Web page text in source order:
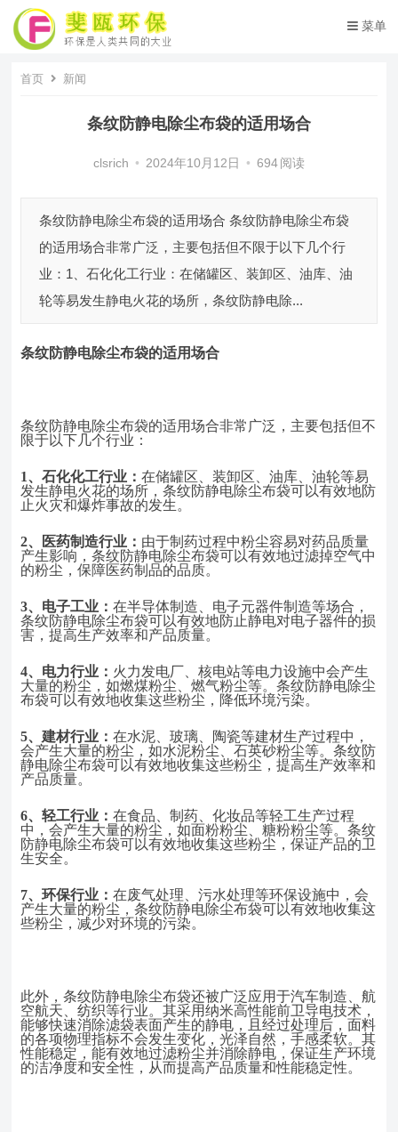
菜单
首页 新闻
条纹防静电除尘布袋的适用场合
clsrich • 2024年10月12日 • 694 阅读
条纹防静电除尘布袋的适用场合 条纹防静电除尘布袋
的适用场合非常广泛，主要包括但不限于以下几个行
业：1、石化化工行业：在储罐区、装卸区、油库、油
轮等易发生静电火花的场所，条纹防静电除...
条纹防静电除尘布袋的适用场合
条纹防静电除尘布袋的适用场合非常广泛，主要包括但不
限于以下几个行业：
1、石化化工行业：在储罐区、装卸区、油库、油轮等易
发生静电火花的场所，条纹防静电除尘布袋可以有效地防
止火灾和爆炸事故的发生。
2、 医药制造行业： 由于制药过程中粉尘容易对药品质量
产生影响，条纹防静电除尘布袋可以有效地过滤掉空气中
的粉尘，保障医药制品的品质。
3、 电子工业：在半导体制造、电子元器件制造等场合，
条纹防静电除尘布袋可以有效地防止静电对电子器件的损
害，提高生产效率和产品质量。
4、 电力行业： 火力发电厂、核电站等电力设施中会产生
大量的粉尘，如燃煤粉尘、燃气粉尘等。条纹防静电除尘
布袋可以有效地收集这些粉尘，降低环境污染。
5、建材行业：在水泥、玻璃、陶瓷等建材生产过程中，
会产生大量的粉尘，如水泥粉尘、石英砂粉尘等。条纹防
静电除尘布袋可以有效地收集这些粉尘，提高生产效率和
产品质量。
6、轻工行业：在食品、制药、化妆品等轻工生产过程
中，会产生大量的粉尘，如面粉粉尘、糖粉粉尘等。条纹
防静电除尘布袋可以有效地收集这些粉尘，保证产品的卫
生安全。
7、环保行业：在废气处理、污水处理等环保设施中，会
产生大量的粉尘，条纹防静电除尘布袋可以有效地收集这
些粉尘，减少对环境的污染。
此外，条纹防静电除尘布袋还被广泛应用于汽车制造、航
空航天、纺织等行业。其采用纳米高性能前卫导电技术，
能够快速消除滤袋表面产生的静电，且经过处理后，面料
的各项物理指标不会发生变化，光泽自然，手感柔软。其
性能稳定，能有效地过滤粉尘并消除静电，保证生产环境
的洁净度和安全性，从而提高产品质量和性能稳定性。